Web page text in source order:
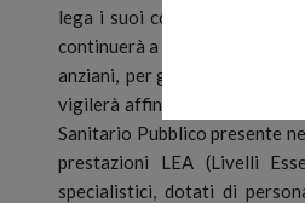
lega i suoi componenti,
continuerà a spendersi ed a
anziani, per garantire a tutti
vigilerà affinchè vi sia
Sanitario Pubblico presente
prestazioni LEA (Livelli
specialistici, dotati di